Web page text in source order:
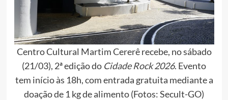
Centro Cultural Martim Cererê recebe, no sábado
(21/03), 2ª edição do Cidade Rock 2026. Evento
tem início às 18h, com entrada gratuita mediante a
doação de 1 kg de alimento (Fotos: Secult-GO)